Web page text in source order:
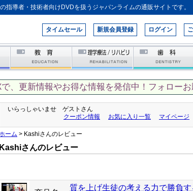
指導者・技術者向けDVDを扱うジャパンライムの通販サイトです。
タイムセール 新規会員登録 ログイン
、更新情報やお得な情報を発信中！フォロー
いらっしゃいませ ゲストさん
クーポン情報
お気に入り一覧 マイページ
ーム > Kashiさんのレビュー
Kashiさんのレビュー
質を上げ生徒の考える力で勝負